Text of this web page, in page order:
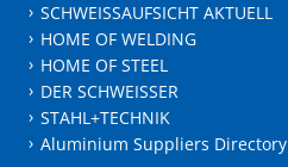
SCHWEISSAUFSICHT AKTUELL
HOME OF WELDING
HOME OF STEEL
DER SCHWEISSER
STAHL+TECHNIK
Aluminium Suppliers Directory